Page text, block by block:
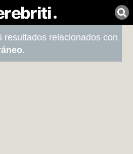
resultados relacionados con
.